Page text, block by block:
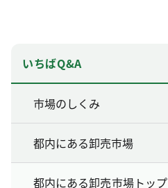
いちばQ&A
市場のしくみ
都内にある卸売市場
都内にある卸売市場トップ